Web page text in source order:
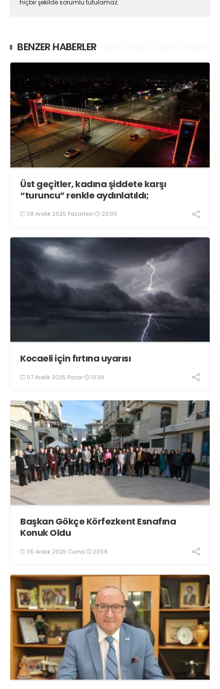
hiçbir şekilde sorumlu tutulamaz.
BENZER HABERLER
Üst geçitler, kadına şiddete karşı
“turuncu” renkle aydınlatıldı;
08 Aralık 2025 Pazartesi 23:00
Kocaeli için fırtına uyarısı
07 Aralık 2025 Pazar 12:39
Başkan Gökçe Körfezkent Esnafına
Konuk Oldu
05 Aralık 2025 Cuma 23:58